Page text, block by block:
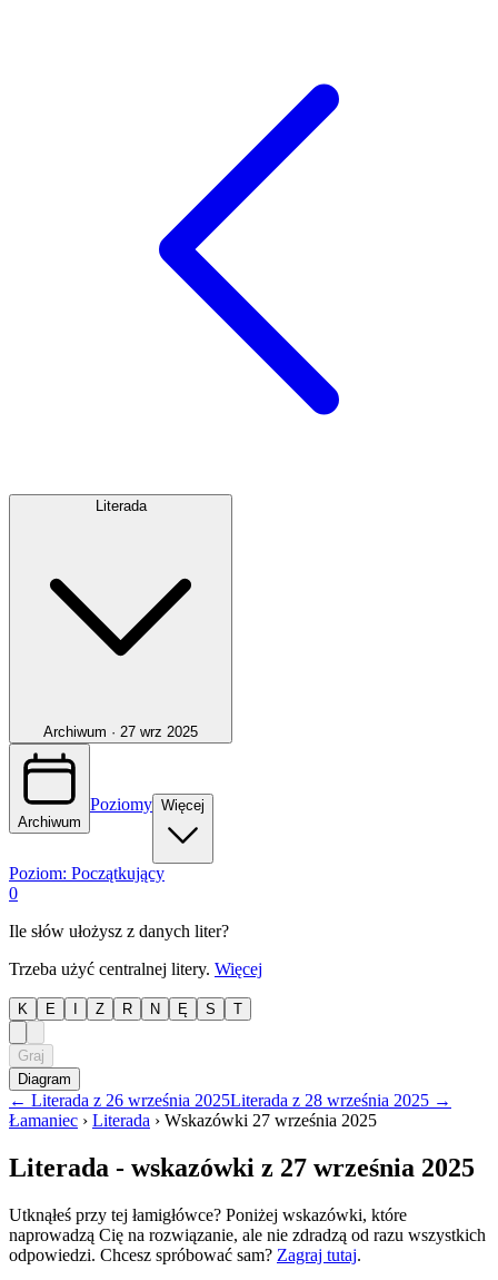
Literada
Archiwum · 27 wrz 2025
Archiwum
Poziomy Więcej
Poziom: Początkujący
0
Ile słów ułożysz z danych liter?
Trzeba użyć centralnej litery. Więcej
K E Z R N Ę S T
Graj
Diagram
← Literada z 26 września 2025Literada z 28 września 2025 →
Łamaniec › Literada › Wskazówki 27 września 2025
Literada - wskazówki z 27 września 2025
Utknąłeś przy tej łamigłówce? Poniżej wskazówki, które
naprowadzą Cię na rozwiązanie, ale nie zdradzą od razu wszystkich
odpowiedzi. Chcesz spróbować sam? Zagraj tutaj.